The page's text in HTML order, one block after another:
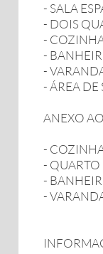
- SALA
- DOIS
-
-
-
- ÁREA
ANEXO
-
- QUARTO
-
-